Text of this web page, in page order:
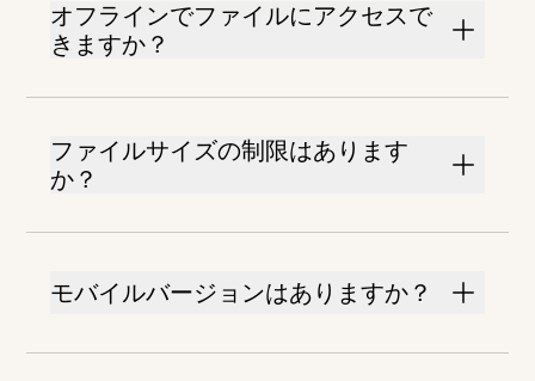
オフラインでファイルにアクセスで
きますか？
ファイルサイズの制限はあります
か？
モバイルバージョンはありますか？